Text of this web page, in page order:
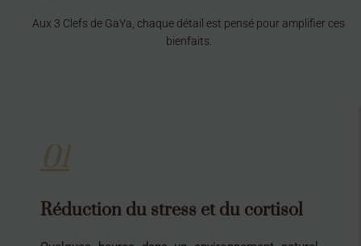
Aux 3 Clefs de GaYa, chaque détail est pensé pour amplifier ces
bienfaits.
01
Réduction du stress et du cortisol